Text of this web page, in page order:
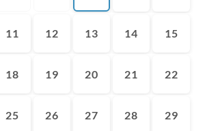
11 12 13 14 15
18 19 20 21 22
25 26 27 28 29